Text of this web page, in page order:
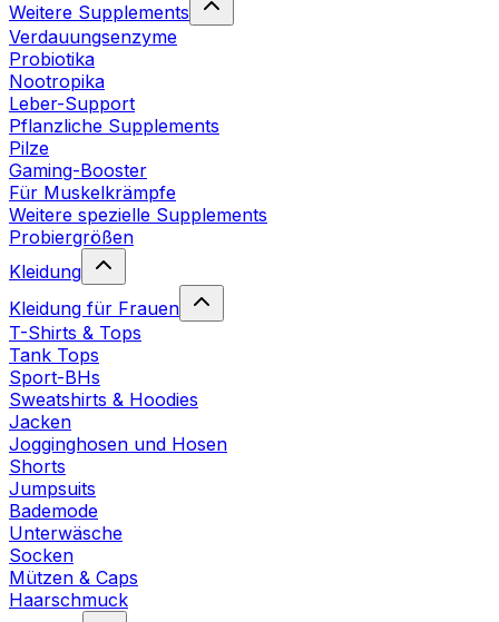
Weitere Supplements
Verdauungsenzyme
Probiotika
Nootropika
Leber-Support
Pflanzliche Supplements
Pilze
Gaming-Booster
Für Muskelkrämpfe
Weitere spezielle Supplements
Probiergrößen
Kleidung
Kleidung für Frauen
T-Shirts & Tops
Tank Tops
Sport-BHs
Sweatshirts & Hoodies
Jacken
Jogginghosen und Hosen
Shorts
Jumpsuits
Bademode
Unterwäsche
Socken
Mützen & Caps
Haarschmuck